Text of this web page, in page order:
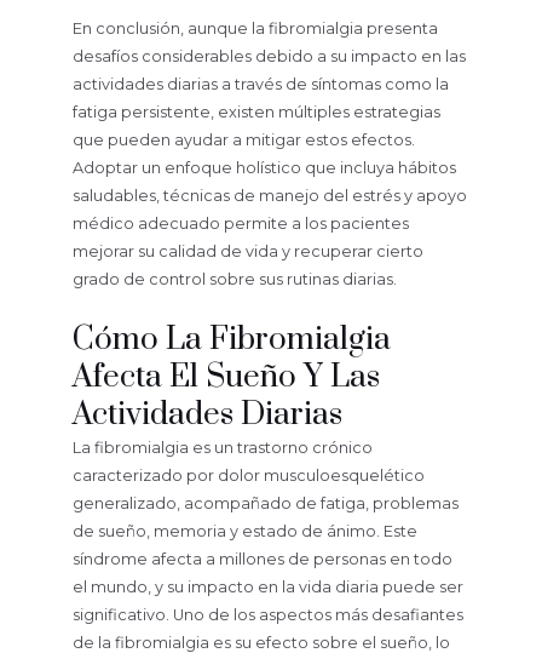
En conclusión, aunque la fibromialgia presenta
desafíos considerables debido a su impacto en las
actividades diarias a través de síntomas como la
fatiga persistente, existen múltiples estrategias
que pueden ayudar a mitigar estos efectos.
Adoptar un enfoque holístico que incluya hábitos
saludables, técnicas de manejo del estrés y apoyo
médico adecuado permite a los pacientes
mejorar su calidad de vida y recuperar cierto
grado de control sobre sus rutinas diarias.
Cómo La Fibromialgia
Afecta El Sueño Y Las
Actividades Diarias
La fibromialgia es un trastorno crónico
caracterizado por dolor musculoesquelético
generalizado, acompañado de fatiga, problemas
de sueño, memoria y estado de ánimo. Este
síndrome afecta a millones de personas en todo
el mundo, y su impacto en la vida diaria puede ser
significativo. Uno de los aspectos más desafiantes
de la fibromialgia es su efecto sobre el sueño, lo